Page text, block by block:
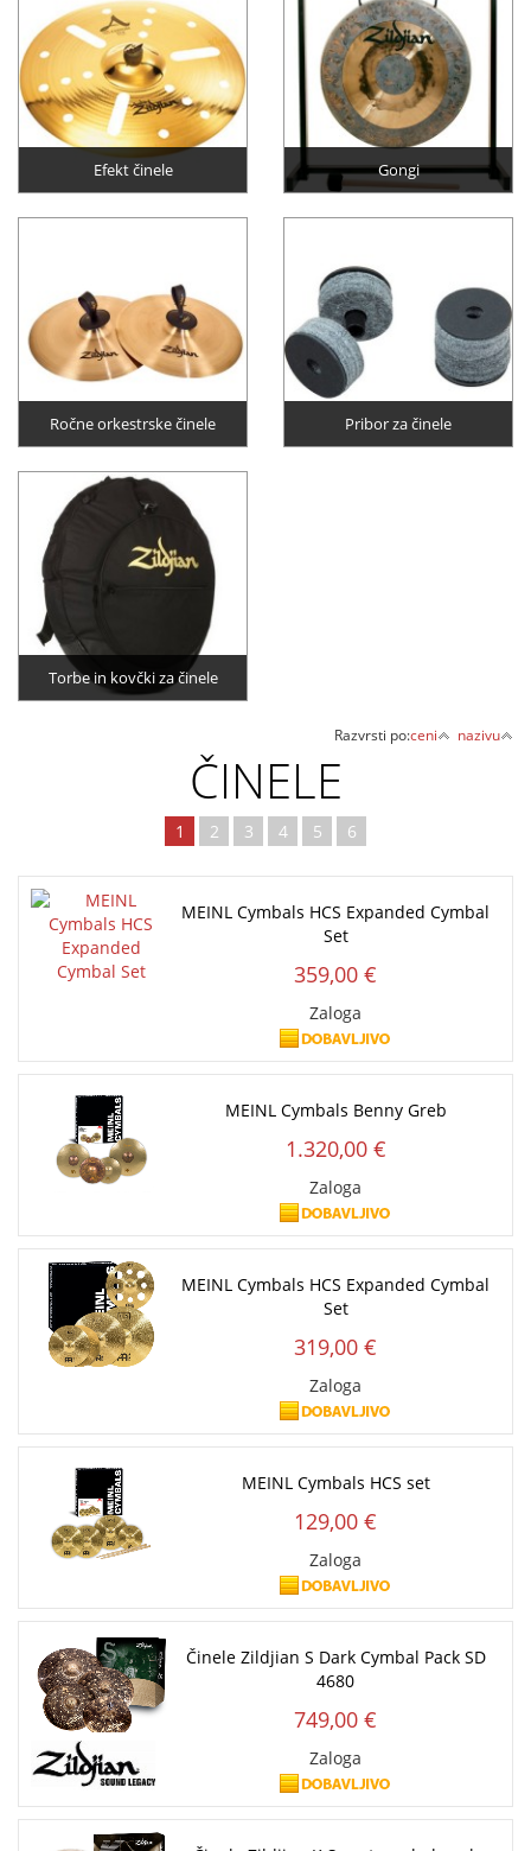
Efekt činele Gongi
Ročne orkestrske činele Pribor za činele
Torbe in kovčki za činele
Razvrsti po:ceni nazivu
ČINELE
1 2 3 4 5 6
MEINL Cymbals HCS Expanded Cymbal
Set
359,00 €
Zaloga
MEINL Cymbals Benny Greb
1.320,00 €
Zaloga
MEINL Cymbals HCS Expanded Cymbal
Set
319,00 €
Zaloga
MEINL Cymbals HCS set
129,00 €
Zaloga
Činele Zildjian S Dark Cymbal Pack SD
4680
749,00 €
Zaloga